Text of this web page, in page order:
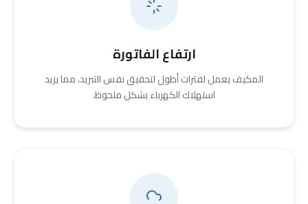
ارتفاع الفاتورة
المكيف يعمل لفترات أطول لتحقيق نفس التبريد، مما يزيد
استهلاك الكهرباء بشكل ملحوظ.